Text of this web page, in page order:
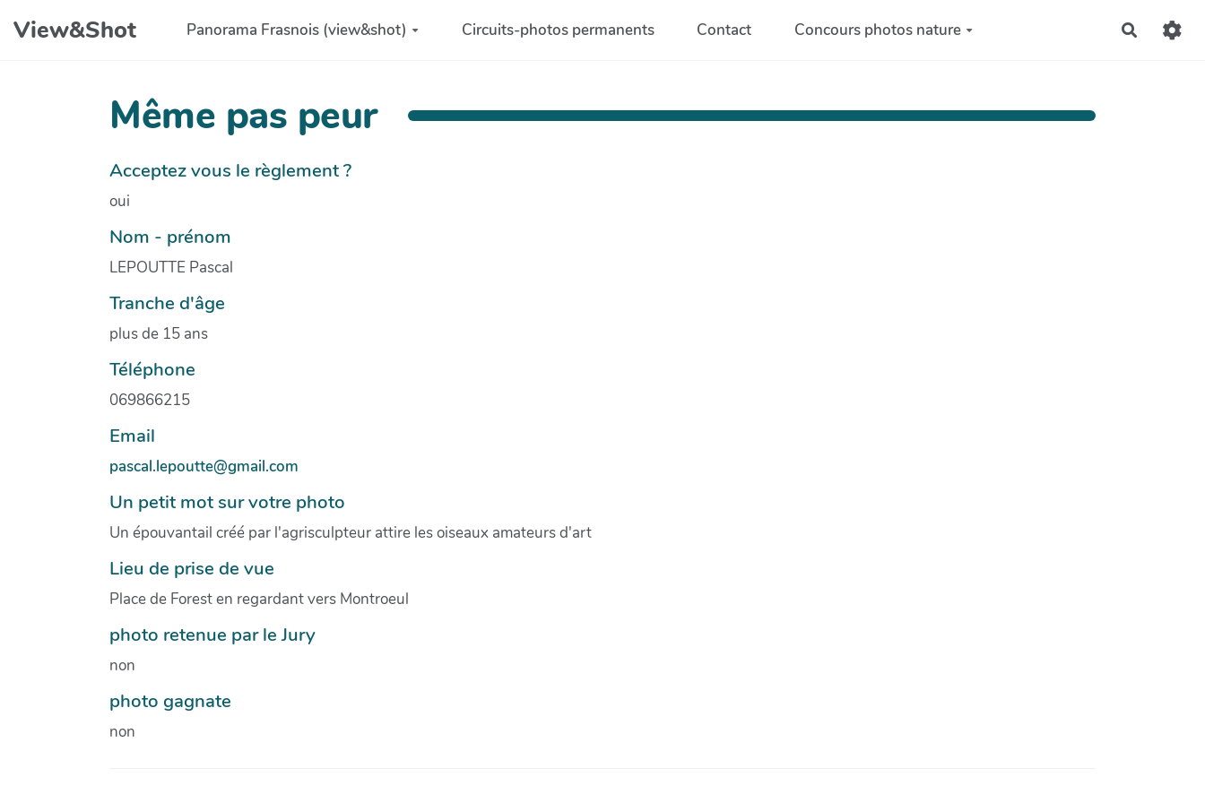
Aller au contenu principal
View&Shot Panorama Frasnois (view&shot) Circuits-photos permanents Contact Concours photos nature
Même pas peur
Acceptez vous le règlement ?
oui
Nom - prénom
LEPOUTTE Pascal
Tranche d'âge
plus de 15 ans
Téléphone
069866215
Email
pascal.lepoutte@gmail.com
Un petit mot sur votre photo
Un épouvantail créé par l'agrisculpteur attire les oiseaux amateurs d'art
Lieu de prise de vue
Place de Forest en regardant vers Montroeul
photo retenue par le Jury
non
photo gagnate
non